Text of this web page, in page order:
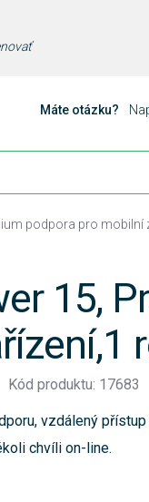
Máte otázku?
podpora pro mobilní
15,
Kód produktu: 17683
vzdálený
chvíli on-line.